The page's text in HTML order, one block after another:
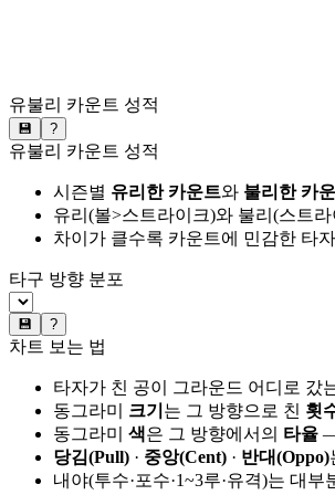
유불리 카운트 성적
💾 ?
유불리 카운트 성적
시즌별 유리한 카운트와 불리한 카
유리(볼>스트라이크)와 불리(스트라
차이가 클수록 카운트에 민감한 타자
타구 방향 분포
💾 ?
차트 보는 법
타자가 친 공이 그라운드 어디로 갔
동그라미 크기 는 그 방향으로 친 횟
동그라미 색은 그 방향에서의 타율
당김(Pull) · 중앙(Cent) · 반대(Oppo)
내야(투수·포수·1~3루·유격)는 대